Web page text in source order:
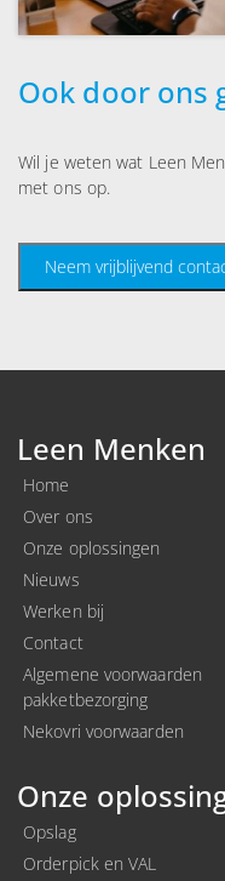
Ook door ons
Wil je weten wat Leen
met ons op.
Neem vrijblijvend
Leen Menken
Home
Over ons
Onze oplossingen
Nieuws
Werken bij
Contact
Algemene voorwaarden
pakketbezorging
Nekovri voorwaarden
Onze
Opslag
Orderpick en VAL